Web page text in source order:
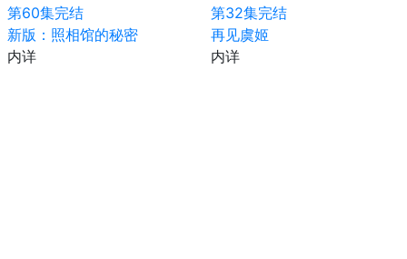
第60集完结
新版：照相馆的秘密
内详
第32集完结
再见虞姬
内详